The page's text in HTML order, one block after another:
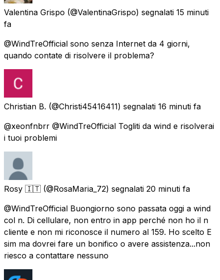
Valentina Grispo (@ValentinaGrispo) segnalati 15 minuti
fa
@WindTreOfficial sono senza Internet da 4 giorni,
quando contate di risolvere il problema?
Christian B. (@Christi45416411) segnalati 16 minuti fa
@xeonfnbrr @WindTreOfficial Togliti da wind e risolverai
i tuoi problemi
Rosy 🇮🇹 (@RosaMaria_72) segnalati 20 minuti fa
@WindTreOfficial Buongiorno sono passata oggi a wind
col n. Di cellulare, non entro in app perché non ho il n
cliente e non mi riconosce il numero al 159. Ho scelto E
sim ma dovrei fare un bonifico o avere assistenza...non
riesco a contattare nessuno